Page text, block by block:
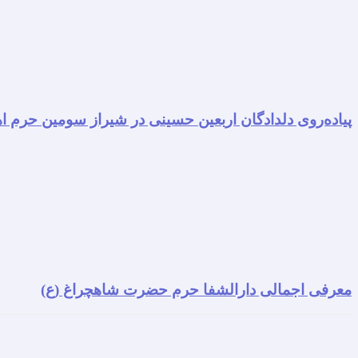
پیاده‌روی دلدادگان اربعین حسینی در شیراز سومین حرم
معرفی اجمالی دارالشفا حرم حضرت شاهچراغ (ع)